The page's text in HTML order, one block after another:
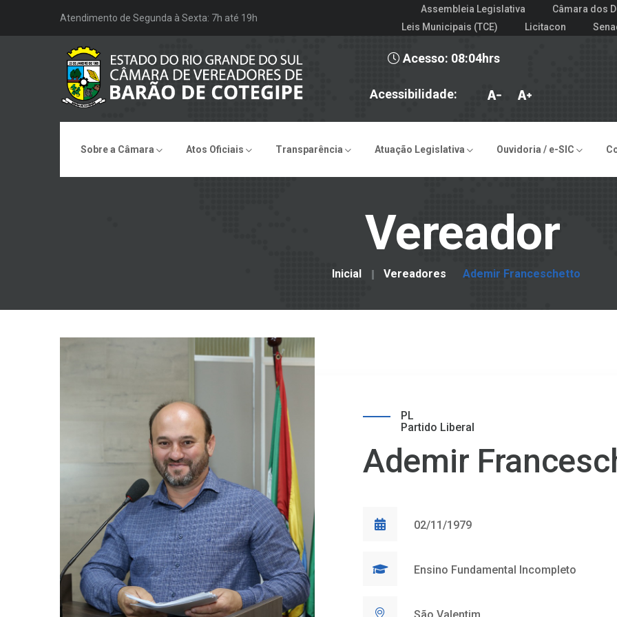
Atendimento de Segunda à Sexta: 7h até 19h
Assembleia Legislativa Câmara dos
Leis Municipais (TCE)
Licitacon
Acesso: 08:04hrs
Acessibilidade:
Sobre a Câmara Atos Oficiais Transparência Atuação Legislativa Ouvidoria / e-SIC
Vereador
Inicial Vereadores Ademir Franceschetto
PL
Partido Liberal
Ademir
02/11/1979
Ensino Fundamental Incompleto